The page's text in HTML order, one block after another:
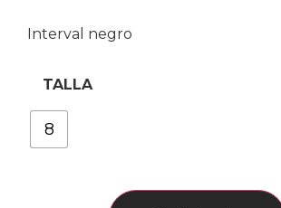
Interval negro
TALLA
8